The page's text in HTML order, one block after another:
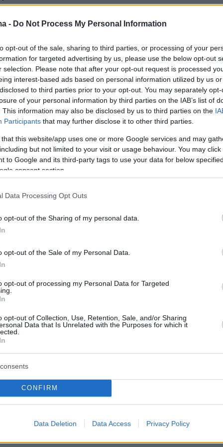
- Do Not Process My Personal Information
opt-out of the sale, sharing to third parties, or processing of your
for targeted advertising by us, please use the below opt-out
selection. Please note that after your opt-out request is processed
interest-based ads based on personal information utilized by us
to third parties prior to your opt-out. You may separately
of your personal information by third parties on the IAB’s list of
This information may also be disclosed by us to third parties on the
Participants that may further disclose it to other third parties.
that this website/app uses one or more Google services and may
but not limited to your visit or usage behaviour. You may
to Google and its third-party tags to use your data for below
consent section.
Data Processing Opt Outs
opt-out of the Sharing of my personal data.
opt-out of the Sale of my Personal Data.
opt-out of processing my Personal Data for Targeted
opt-out of Collection, Use, Retention, Sale, and/or Sharing
Data that Is Unrelated with the Purposes for which it
CONFIRM
Data Deletion Data Access Privacy Policy
στο τμήμα, ενώ η 27χρονη μητέρα
καύσωνας, έρχονται πτώση θερμοκρασίας και
Ποιες περιοχές επηρεάζονται
«φιλέτα» των Ενόπλων Δυνάμεων: Τα
αξιοποίηση θα πάνε σε κατοικίες για τις
«φωτιά» στη Βουλή για τον ΟΠΕΚΕΠΕ -
protothema.gr στο Google News
και μάθετε πρώτοι
Ειδήσεις
από την Ελλάδα και τον Κόσμο, τη
στο Protothema.gr
τη θάλασσα στη λαχαναγορά τού
πριν 13 λεπτά